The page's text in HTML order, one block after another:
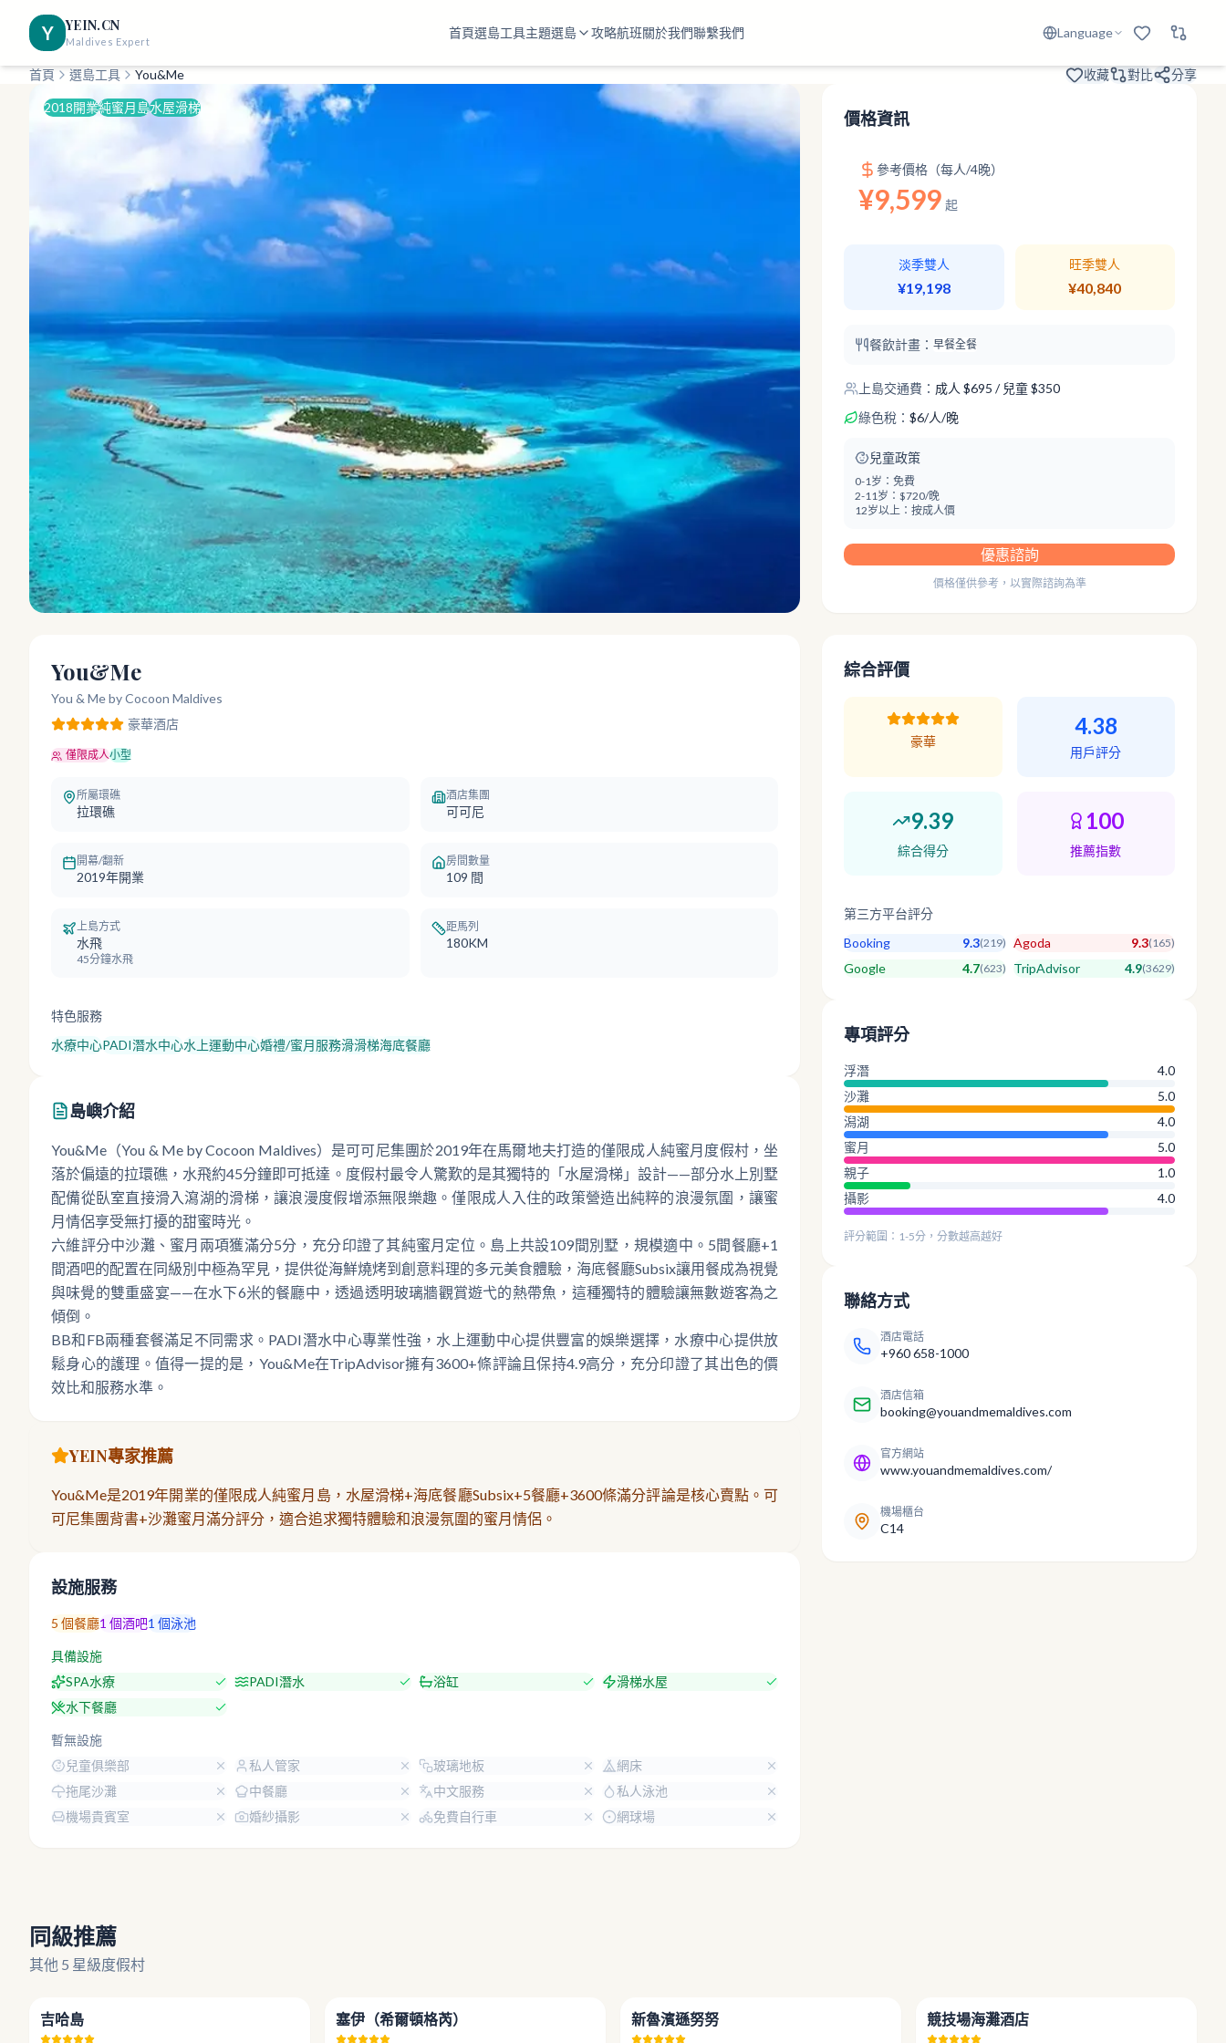
Y YEIN.CN
Maldives Expert
首頁選島工具主題選島 攻略航班關於我們聯繫我們 Language
首頁 選島工具 You&Me 收藏 對比 分享
2018開業純蜜月島水屋滑梯
價格資訊
參考價格（每人/4晚）
¥9,599 起
淡季雙人
¥19,198
旺季雙人
¥40,840
餐飲計畫：早餐全餐
上島交通費： 成人 $695 / 兒童 $350
綠色稅：$6/人/晚
兒童政策
0-1岁：免費
2-11岁：$720/晚
12岁以上：按成人價
優惠諮詢
價格僅供參考，以實際諮詢為準
You&Me
You & Me by Cocoon Maldives
豪華酒店
僅限成人小型
所屬環礁
拉環礁
酒店集團
可可尼
開幕/翻新
2019年開業
房間數量
109 間
上島方式
水飛
45分鐘水飛
距馬列
180KM
特色服務
水療中心PADI潛水中心水上運動中心婚禮/蜜月服務滑滑梯海底餐廳
島嶼介紹
You&Me（You & Me by Cocoon Maldives）是可可尼集團於2019年在馬爾地夫打造的僅限成人純蜜月度假村，坐
落於偏遠的拉環礁，水飛約45分鐘即可抵達。度假村最令人驚歎的是其獨特的「水屋滑梯」設計——部分水上別墅
配備從臥室直接滑入瀉湖的滑梯，讓浪漫度假增添無限樂趣。僅限成人入住的政策營造出純粹的浪漫氛圍，讓蜜
月情侶享受無打擾的甜蜜時光。
六維評分中沙灘、蜜月兩項獲滿分5分，充分印證了其純蜜月定位。島上共設109間別墅，規模適中。5間餐廳+1
間酒吧的配置在同級別中極為罕見，提供從海鮮燒烤到創意料理的多元美食體驗，海底餐廳Subsix讓用餐成為視覺
與味覺的雙重盛宴——在水下6米的餐廳中，透過透明玻璃牆觀賞遊弋的熱帶魚，這種獨特的體驗讓無數遊客為之
傾倒。
BB和FB兩種套餐滿足不同需求。PADI潛水中心專業性強，水上運動中心提供豐富的娛樂選擇，水療中心提供放
鬆身心的護理。值得一提的是，You&Me在TripAdvisor擁有3600+條評論且保持4.9高分，充分印證了其出色的價
效比和服務水準。
YEIN專家推薦
You&Me是2019年開業的僅限成人純蜜月島，水屋滑梯+海底餐廳Subsix+5餐廳+3600條滿分評論是核心賣點。可
可尼集團背書+沙灘蜜月滿分評分，適合追求獨特體驗和浪漫氛圍的蜜月情侶。
設施服務
5 個餐廳1 個酒吧1 個泳池
具備設施
SPA水療 PADI潛水 浴缸
滑梯水屋
水下餐廳
暫無設施
兒童俱樂部 私人管家 玻璃地板
網床
拖尾沙灘
中餐廳 中文服務
私人泳池
機場貴賓室
婚紗攝影 免費自行車 網球場
綜合評價
豪華
4.38
用戶評分
9.39
綜合得分
100
推薦指數
第三方平台評分
Booking 9.3(219) Agoda 9.3(165)
Google 4.7(623) TripAdvisor 4.9(3629)
專項評分
浮潛
4.0
沙灘
5.0
潟湖
4.0
蜜月
5.0
親子
1.0
攝影
4.0
評分範圍：1-5分，分數越高越好
聯絡方式
酒店電話
+960 658-1000
酒店信箱
booking@youandmemaldives.com
官方網站
www.youandmemaldives.com/
機場櫃台
C14
同級推薦
其他 5 星級度假村
吉哈島 塞伊（希爾頓格芮） 新魯濱遜努努 競技場海灘酒店